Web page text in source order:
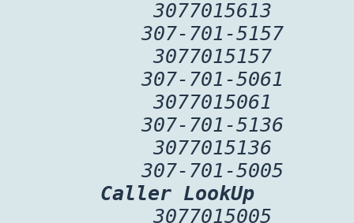
3077015613
307-701-5157
3077015157
307-701-5061
3077015061
307-701-5136
3077015136
307-701-5005
Caller LookUp
3077015005